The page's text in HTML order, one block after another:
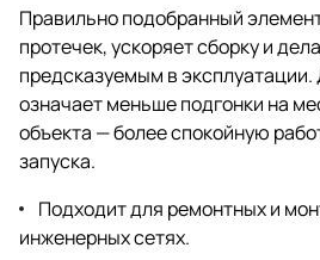
Правильно подобранный
протечек, ускоряет сборку и
предсказуемым в
означает меньше подгонки на
объекта — более спокойную
запуска.
Подходит для ремонтных и
инженерных сетях.